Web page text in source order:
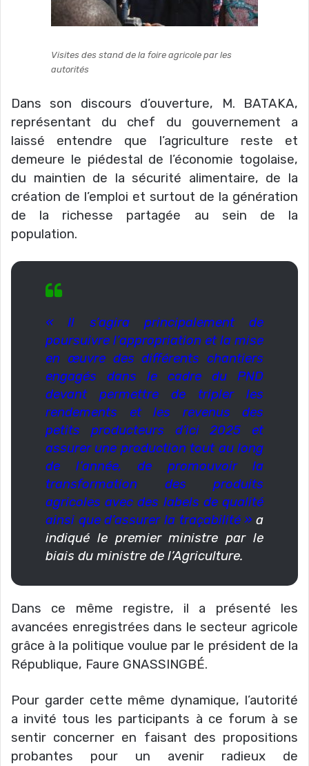
Visites des stand de la foire agricole par les
autorités
Dans son discours d’ouverture, M. BATAKA,
représentant du chef du gouvernement a
laissé entendre que l’agriculture reste et
demeure le piédestal de l’économie togolaise,
du maintien de la sécurité alimentaire, de la
création de l’emploi et surtout de la génération
de la richesse partagée au sein de la
population.
« Il s’agira principalement de
poursuivre l’appropriation et la mise
en œuvre des différents chantiers
engagés dans le cadre du PND
devant permettre de tripler les
rendements et les revenus des
petits producteurs d’ici 2025 et
assurer une production tout au long
de l’année, de promouvoir la
transformation des produits
agricoles avec des labels de qualité
ainsi que d’assurer la traçabilité » a
indiqué le premier ministre par le
biais du ministre de l’Agriculture.
Dans ce même registre, il a présenté les
avancées enregistrées dans le secteur agricole
grâce à la politique voulue par le président de la
République, Faure GNASSINGBÉ.
Pour garder cette même dynamique, l’autorité
a invité tous les participants à ce forum à se
sentir concerner en faisant des propositions
probantes pour un avenir radieux de